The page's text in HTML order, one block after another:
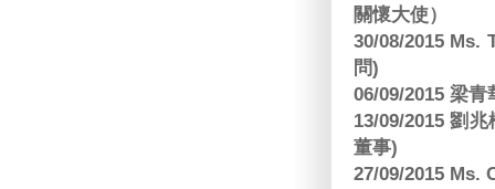
關懷大使）
30/08/2015 Ms.
問)
06/09/2015 梁
13/09/2015 劉
董事)
27/09/2015 Ms.